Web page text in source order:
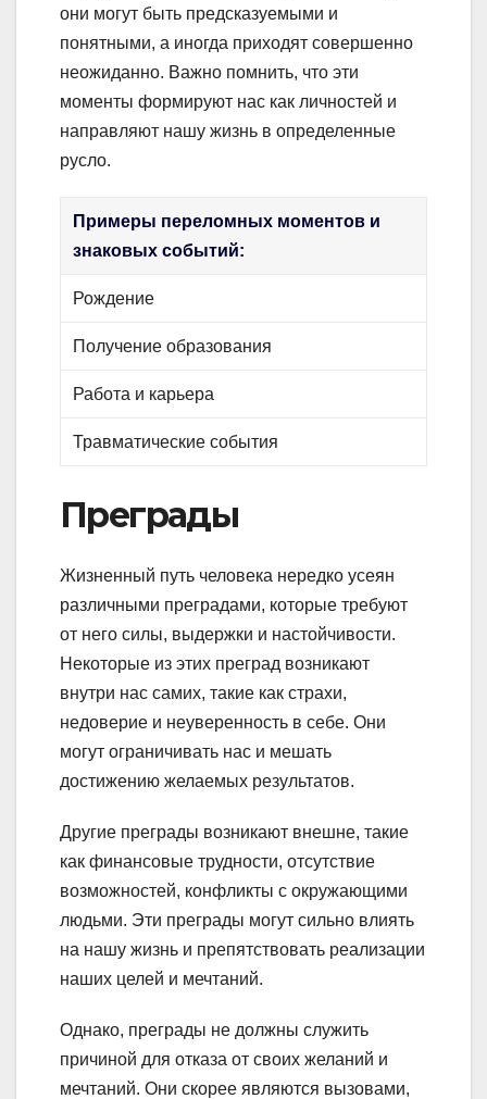
они могут быть предсказуемыми и
понятными, а иногда приходят совершенно
неожиданно. Важно помнить, что эти
моменты формируют нас как личностей и
направляют нашу жизнь в определенные
русло.
Примеры переломных моментов и
знаковых событий:
Рождение
Получение образования
Работа и карьера
Травматические события
Преграды
Жизненный путь человека нередко усеян
различными преградами, которые требуют
от него силы, выдержки и настойчивости.
Некоторые из этих преград возникают
внутри нас самих, такие как страхи,
недоверие и неуверенность в себе. Они
могут ограничивать нас и мешать
достижению желаемых результатов.
Другие преграды возникают внешне, такие
как финансовые трудности, отсутствие
возможностей, конфликты с окружающими
людьми. Эти преграды могут сильно влиять
на нашу жизнь и препятствовать реализации
наших целей и мечтаний.
Однако, преграды не должны служить
причиной для отказа от своих желаний и
мечтаний. Они скорее являются вызовами,